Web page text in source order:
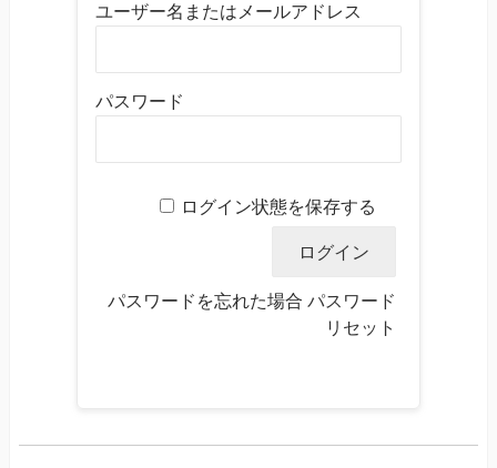
ユーザー名またはメールアドレス
パスワード
ログイン状態を保存する
パスワードを忘れた場合 パスワード
リセット